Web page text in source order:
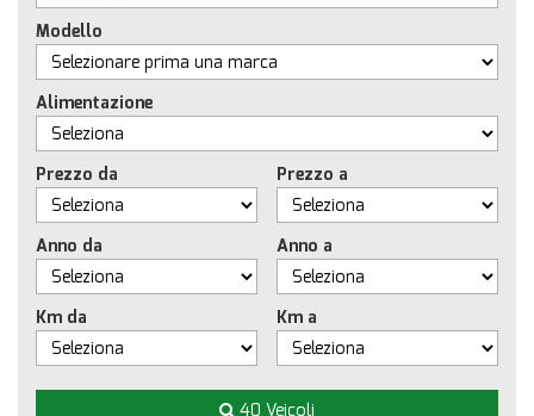
Modello
Alimentazione
Prezzo da Prezzo a
Anno da Anno a
Km da Km a
40 Veicoli